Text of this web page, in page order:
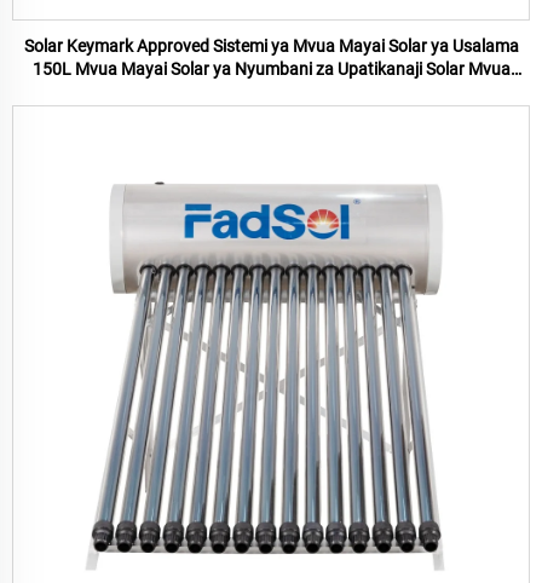
Solar Keymark Approved Sistemi ya Mvua Mayai Solar ya Usalama
150L Mvua Mayai Solar ya Nyumbani za Upatikanaji Solar Mvua